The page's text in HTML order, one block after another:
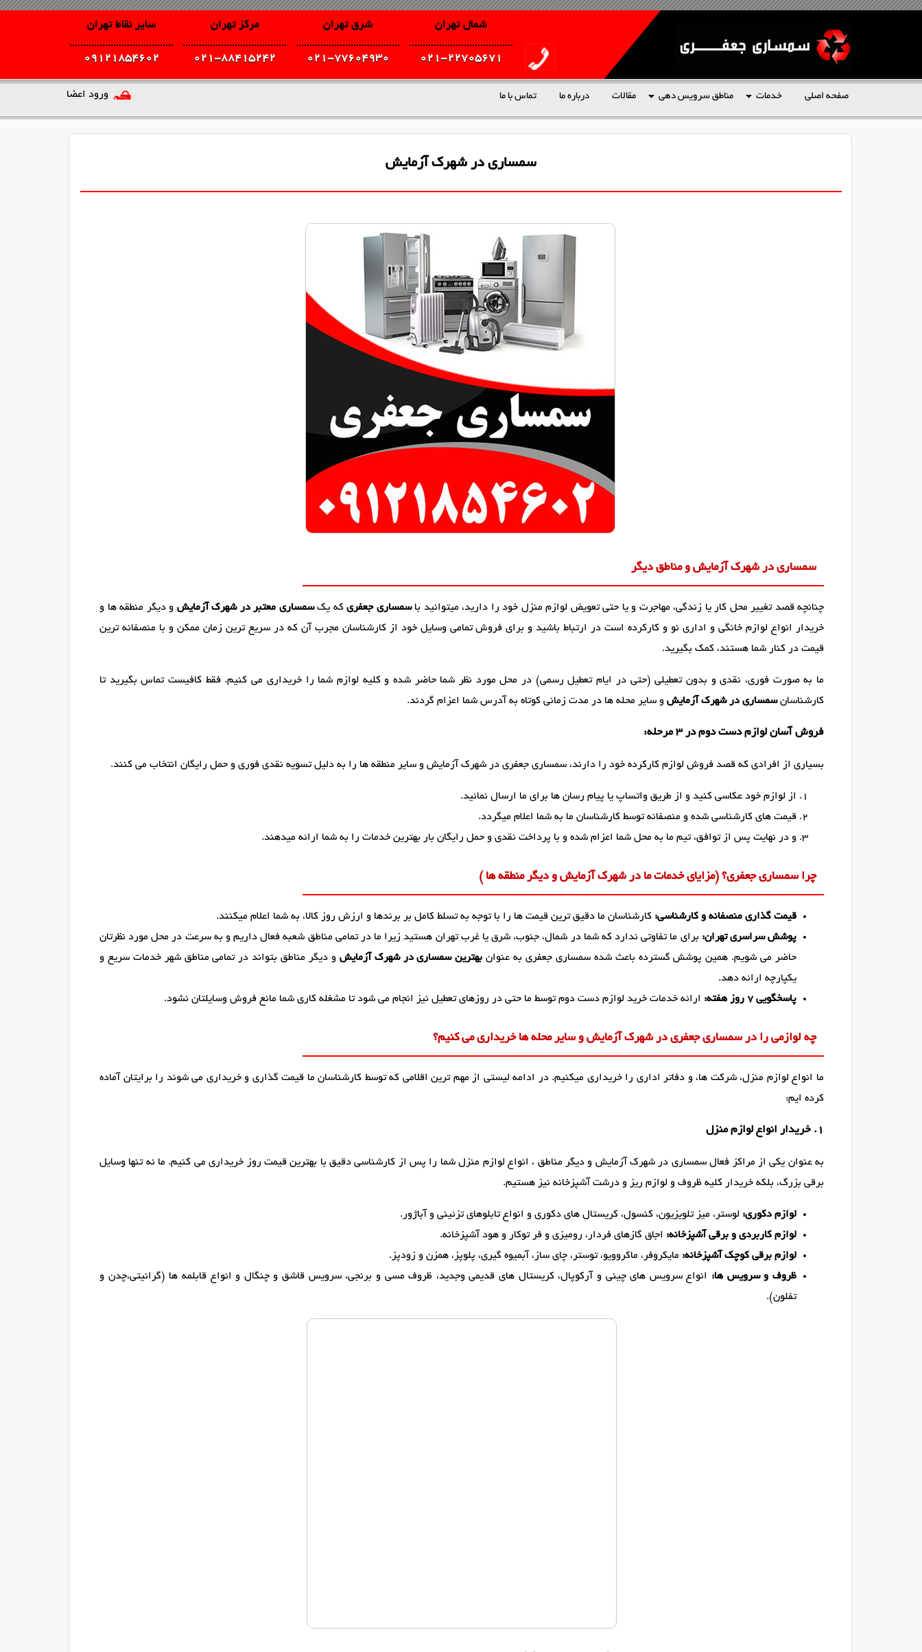
سایر نقاط تهران
09121854602
مرکز تهران
021-88415242
شرق تهران
021-77604930
شمال تهران
021-22705671
صفحه اصلی خدمات مناطق سرویس دهی مقالات درباره ما تماس با ما ورود اعضا
سمساری در شهرک آزمایش
سمساری در شهرک آزمایش و مناطق دیگر
چنانچه قصد تغییر محل کار یا زندگی، مهاجرت و یا حتی تعویض لوازم منزل خود را دارید، میتوانید باسمساری جعفری که یکسمساری معتبر در شهرک آزمایش و دیگر منطقه ها و
خریدار انواع لوازم خانگی و اداری نو و کارکرده است در ارتباط باشید و برای فروش تمامی وسایل خود از کارشناسان مجرب آن که در سریع ترین زمان ممکن و با منصفانه ترین
قیمت در کنار شما هستند، کمک بگیرید.
ما به صورت فوری، نقدی و بدون تعطیلی (حتی در ایام تعطیل رسمی) در محل مورد نظر شما حاضر شده و کلیه لوازم شما را خریداری می کنیم. فقط کافیست تماس بگیرید تا
کارشناسانسمساری در شهرک آزمایش و سایر محله ها در مدت زمانی کوتاه به آدرس شما اعزام گردند.
فروش آسان لوازم دست دوم در ۳ مرحله:
بسیاری از افرادی که قصد فروش لوازم کارکرده خود را دارند، سمساری جعفری در شهرک آزمایش و سایر منطقه ها را به دلیل تسویه نقدی فوری و حمل رایگان انتخاب می کنند.
از لوازم خود عکاسی کنید و از طریق واتساپ یا پیام رسان ها برای ما ارسال نمائید.
قیمت های کارشناسی شده و منصفانه توسط کارشناسان ما به شما اعلام میگردد.
و در نهایت پس از توافق، تیم ما به محل شما اعزام شده و با پرداخت نقدی و حمل رایگان بار بهترین خدمات را به شما ارائه میدهند.
چرا سمساری جعفری؟ (مزایای خدمات ما در شهرک آزمایش و دیگر منطقه ها )
قیمت گذاری منصفانه و کارشناسی: کارشناسان ما دقیق ترین قیمت ها را با توجه به تسلط کامل بر برندها و ارزش روز کالا، به شما اعلام میکنند.
پوشش سراسری تهران: برای ما تفاوتی ندارد که شما در شمال، جنوب، شرق یا غرب تهران هستید زیرا ما در تمامی مناطق شعبه فعال داریم و به سرعت در محل مورد نظرتان
حاضر می شویم. همین پوشش گسترده باعث شده سمساری جعفری به عنوان بهترین سمساری در شهرک آزمایش و دیگر مناطق بتواند در تمامی مناطق شهر خدمات سریع و
یکپارچه ارائه دهد.
پاسخگویی ۷ روز هفته:
ارائه خدمات خرید لوازم دست دوم توسط ما حتی در روزهای تعطیل نیز انجام می شود تا مشغله کاری شما مانع فروش وسایلتان نشود.
چه لوازمی را در سمساری جعفری در شهرک آزمایش و سایر محله ها خریداری می کنیم؟
ما انواع لوازم منزل، شرکت ها، و دفاتر اداری را خریداری میکنیم. در ادامه لیستی از مهم ترین اقلامی که توسط کارشناسان ما قیمت گذاری و خریداری می شوند را برایتان آماده
کرده ایم:
1. خریدار انواع لوازم منزل
به عنوان یکی از مراکز فعال سمساری در شهرک آزمایش و دیگر مناطق ، انواع لوازم منزل شما را پس از کارشناسی دقیق با بهترین قیمت روز خریداری می کنیم. ما نه تنها وسایل
برقی بزرگ، بلکه خریدار کلیه ظروف و لوازم ریز و درشت آشپزخانه نیز هستیم.
لوازم دکوری: لوستر، میز تلویزیون، کنسول، کریستال های دکوری و انواع تابلوهای تزئینی و آباژور.
لوازم کاربردی و برقی آشپزخانه: اجاق گازهای فردار، رومیزی و فر توکار و هود آشپزخانه.
لوازم برقی کوچک آشپزخانه: مایکروفر، ماکروویو، توستر، چای ساز، آبمیوه گیری، پلوپز، همزن و زودپز.
ظروف و سرویس ها: انواع سرویس های چینی و آرکوپال، کریستال های قدیمی وجدید، ظروف مسی و برنجی، سرویس قاشق و چنگال و انواع قابلمه ها (گرانیتی،چدن و
تفلون).